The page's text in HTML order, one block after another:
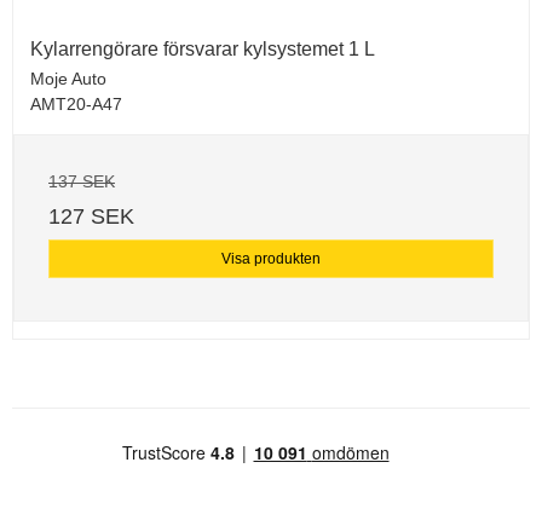
Kylarrengörare försvarar kylsystemet 1 L
Moje Auto
AMT20-A47
137 SEK
127 SEK
Visa produkten